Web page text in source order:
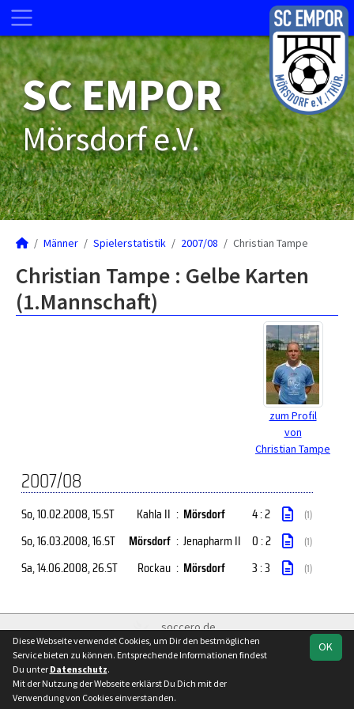
SC EMPOR
Mörsdorf e.V.
Männer Spielerstatistik 2007/08 Christian Tampe
Christian Tampe : Gelbe Karten
(1.Mannschaft)
zum Profil
von
Christian Tampe
2007/08
So, 10.02.2008, 15.ST Kahla II : Mörsdorf 4 : 2 (1)
So, 16.03.2008, 16.ST Mörsdorf : Jenapharm II 0 : 2 (1)
Sa, 14.06.2008, 26.ST Rockau : Mörsdorf 3 : 3 (1)
soccero.de
© 2006 - 2026
Besucherstatistik
OK
Diese Webseite verwendet Cookies, um Dir den bestmöglichen
Service bieten zu können. Entsprechende Informationen findest
Du unter Datenschutz.
Mit der Nutzung der Webseite erklärst Du Dich mit der
Verwendung von Cookies einverstanden.